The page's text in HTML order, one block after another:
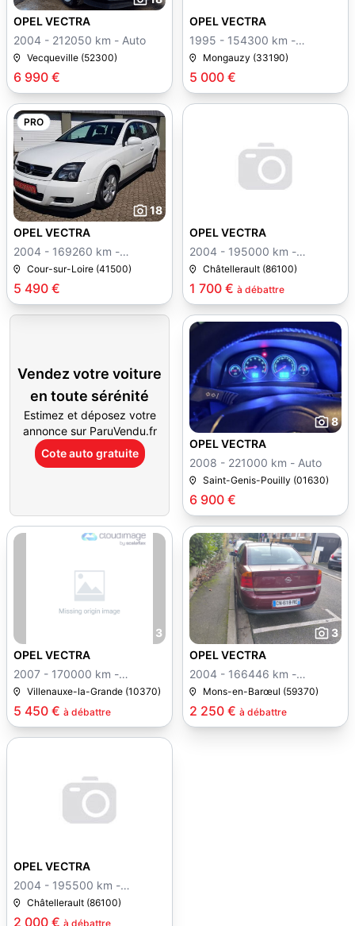
6 990 €
OPEL VECTRA
2004 - 212050 km - Auto
Vecqueville (52300)
5 000 €
OPEL VECTRA
1995 - 154300 km -
Manuelle
Mongauzy (33190)
PRO
18
5 490 €
OPEL VECTRA
2004 - 169260 km -
Manuelle
Cour-sur-Loire (41500)
1 700 € à débattre
OPEL VECTRA
2004 - 195000 km -
Manuelle
Châtellerault (86100)
Vendez votre voiture
en toute sérénité
Estimez et déposez votre
annonce sur ParuVendu.fr
Cote auto gratuite
8
6 900 €
OPEL VECTRA
2008 - 221000 km - Auto
Saint-Genis-Pouilly (01630)
3
5 450 € à débattre
OPEL VECTRA
2007 - 170000 km -
Manuelle
Villenauxe-la-Grande (10370)
3
2 250 € à débattre
OPEL VECTRA
2004 - 166446 km -
Manuelle
Mons-en-Barœul (59370)
2 000 € à débattre
OPEL VECTRA
2004 - 195500 km -
Manuelle
Châtellerault (86100)